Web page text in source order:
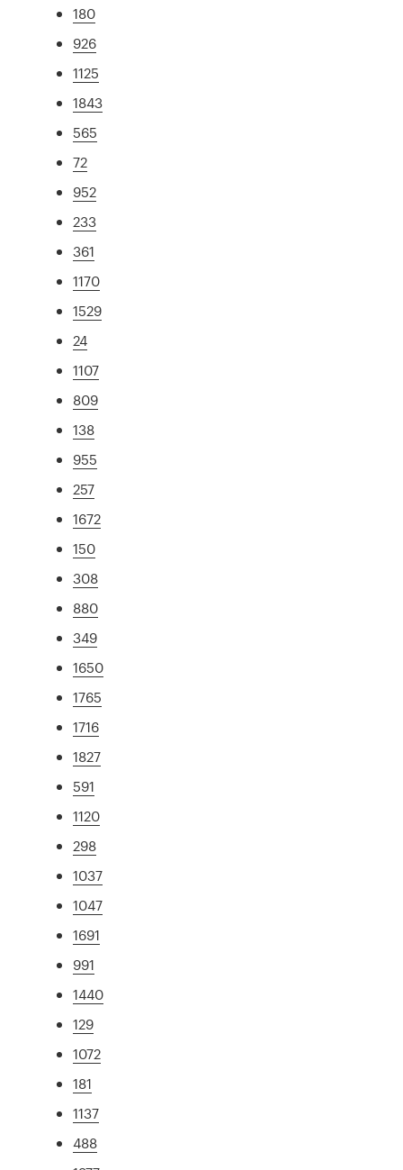
180
926
1125
1843
565
72
952
233
361
1170
1529
24
1107
809
138
955
257
1672
150
308
880
349
1650
1765
1716
1827
591
1120
298
1037
1047
1691
991
1440
129
1072
181
1137
488